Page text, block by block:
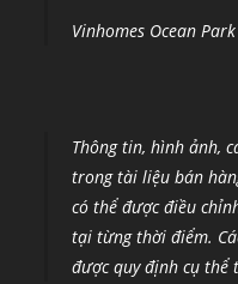
Vinhomes Ocean Park
Thông tin, hình ảnh,
trong tài liệu bán
có thể được điều
tại từng thời điểm.
được quy định cụ thể